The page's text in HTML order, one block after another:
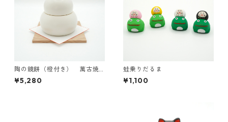
陶の鏡餅（橙付き） 萬古焼
【日本製】
¥5,280
蛙乗りだるま
¥1,100